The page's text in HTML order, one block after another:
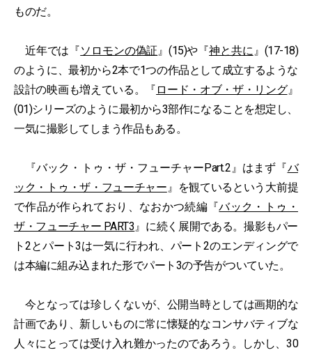
ものだ。
近年では『ソロモンの偽証 』(15)や『神と共に 』(17-18)
のように、最初から2本で1つの作品として成立するような
設計の映画も増えている。『 ロード・オブ・ザ・リング』
(01)シリーズのように最初から3部作になることを想定し、
一気に撮影してしまう作品もある。
『バック・トゥ・ザ・フューチャーPart.2』はまず『バ
ック・トゥ・ザ・フューチャー 』を観ているという大前提
で作品が作られており、なおかつ続編『バック・トゥ・
ザ・フューチャー PART3 』に続く展開である。撮影もパー
ト2とパート3は一気に行われ、パート2のエンディングで
は本編に組み込まれた形でパート3の予告がついていた。
今となっては珍しくないが、公開当時としては画期的な
計画であり、新しいものに常に懐疑的なコンサバティブな
人々にとっては受け入れ難かったのであろう。しかし、30